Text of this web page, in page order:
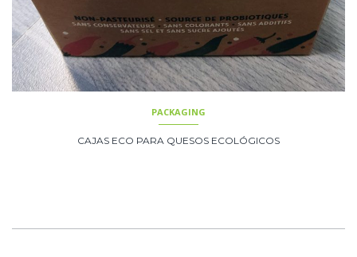
PACKAGING
CAJAS ECO PARA QUESOS ECOLÓGICOS